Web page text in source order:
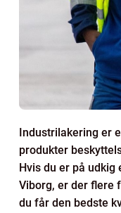
Industrilakering er
produkter
Hvis du er på
Viborg, er der flere
du får den bedste